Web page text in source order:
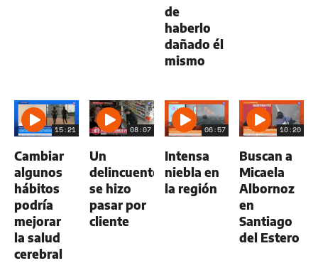
de
haberlo
dañado él
mismo
15:21
Cambiar
algunos
hábitos
podría
mejorar
la salud
cerebral
08:07
Un
delincuente
se hizo
pasar por
cliente
06:57
Intensa
niebla en
la región
10:20
Buscan a
Micaela
Albornoz
en
Santiago
del Estero